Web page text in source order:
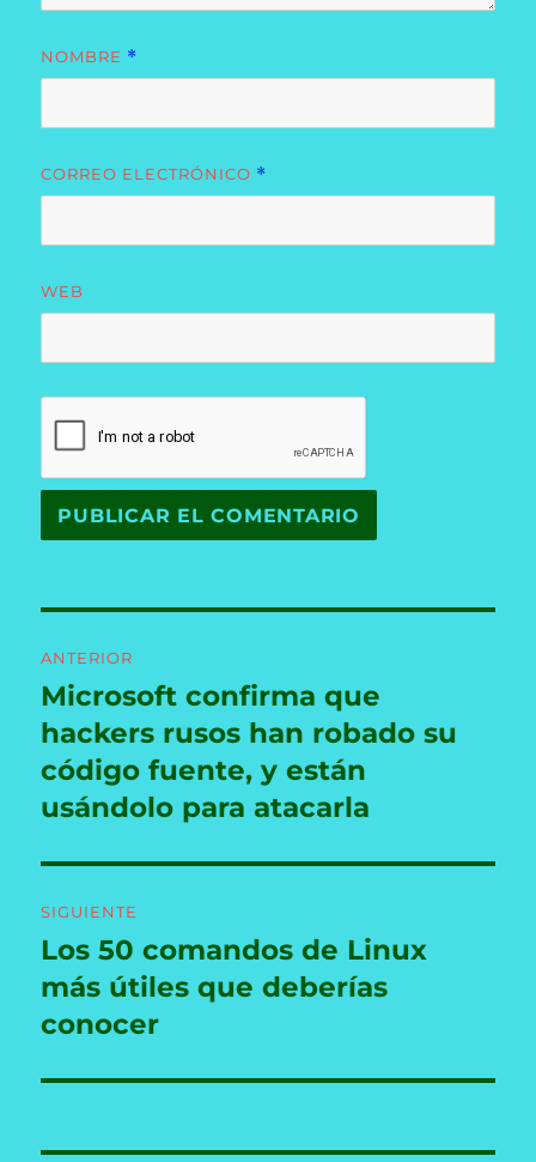
NOMBRE *
CORREO ELECTRÓNICO *
WEB
de
entradas
ANTERIOR
Entrada
anterior:
Microsoft confirma que
hackers rusos han robado su
código fuente, y están
usándolo para atacarla
SIGUIENTE
Entrada
siguiente:
Los 50 comandos de Linux
más útiles que deberías
conocer